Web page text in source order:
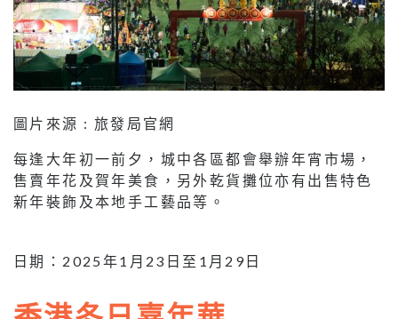
圖片來源 : 旅發局官網
每逢大年初一前夕，城中各區都會舉辦年宵市場，
售賣年花及賀年美食，另外乾貨攤位亦有出售特色
新年裝飾及本地手工藝品等。
日期：2025年1月23日至1月29日